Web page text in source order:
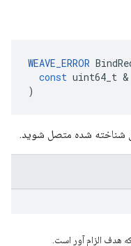
WEAVE_ERROR
const uint64_t &
)
شناخته شده متصل شوید.